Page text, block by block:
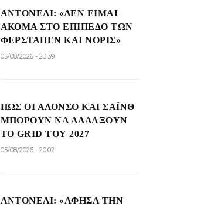
ΑΝΤΟΝΈΛΙ: «ΔΕΝ ΕΊΜΑΙ
ΑΚΌΜΑ ΣΤΟ ΕΠΊΠΕΔΟ ΤΩΝ
ΦΕΡΣΤΆΠΕΝ ΚΑΙ ΝΌΡΙΣ»
05/08/2026 - 23:39
ΠΏΣ ΟΙ ΑΛΌΝΣΟ ΚΑΙ ΣΆΙΝΘ
ΜΠΟΡΟΎΝ ΝΑ ΑΛΛΆΞΟΥΝ
ΤΟ GRID ΤΟΥ 2027
05/08/2026 - 20:02
ΑΝΤΟΝΈΛΙ: «ΆΦΗΣΑ ΤΗΝ